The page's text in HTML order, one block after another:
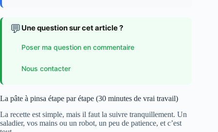
💬 Une question sur cet article ?
Poser ma question en commentaire
Nous contacter
La pâte à pinsa étape par étape (30 minutes de vrai travail)
La recette est simple, mais il faut la suivre tranquillement. Un
saladier, vos mains ou un robot, un peu de patience, et c’est